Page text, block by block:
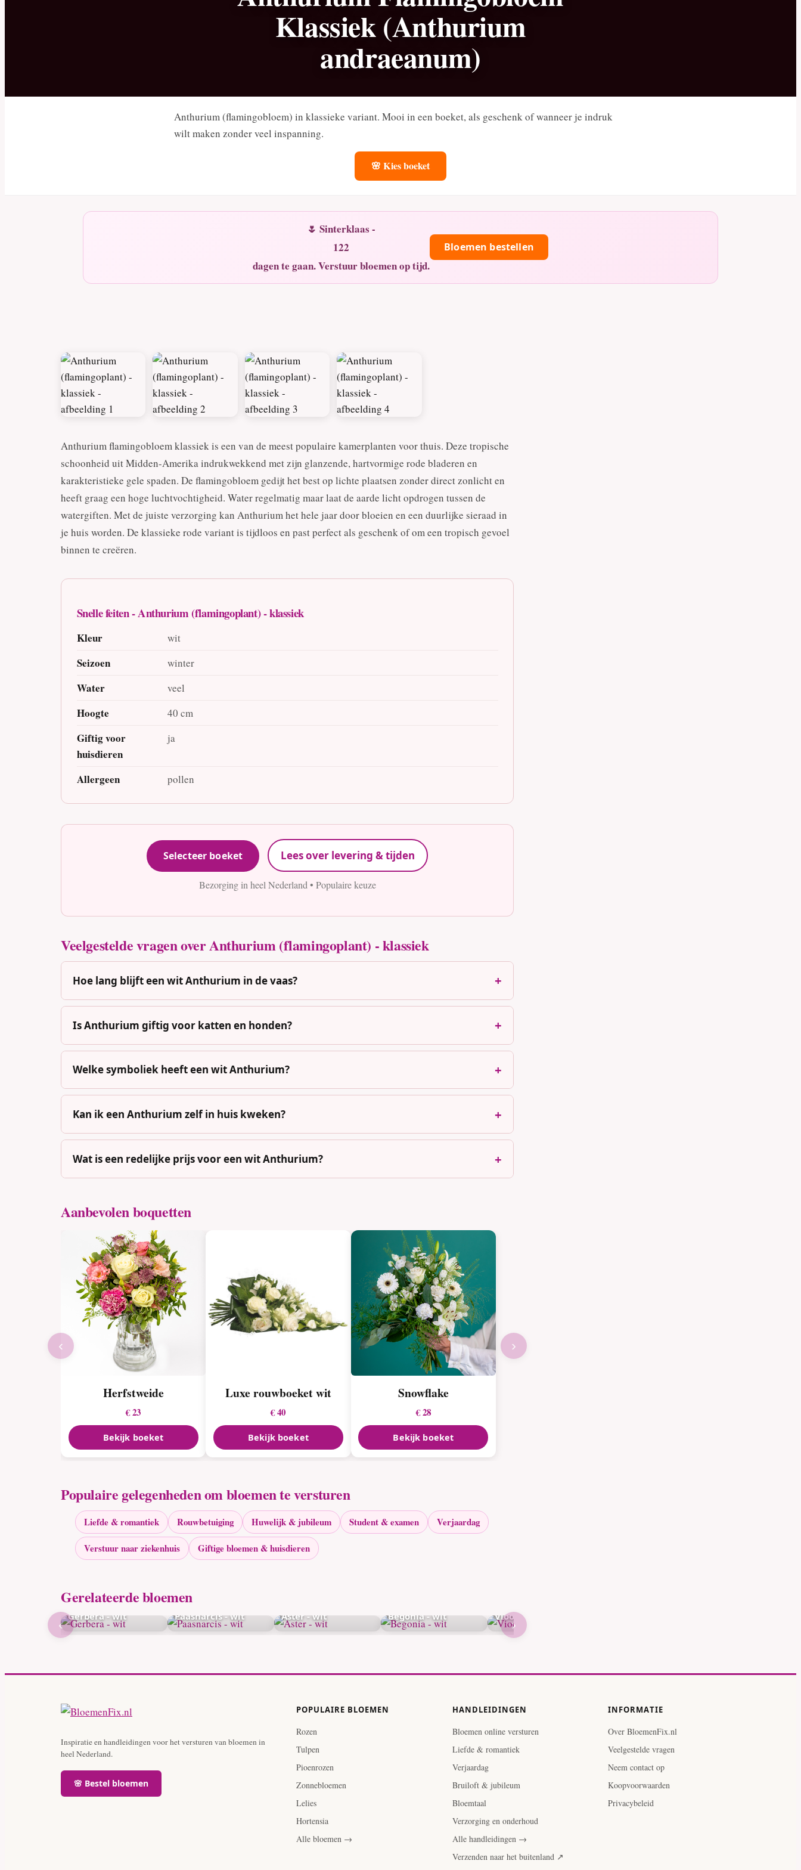
Klassiek (Anthurium
andraeanum)
Anthurium (flamingobloem) in klassieke variant. Mooi in een boeket, als geschenk of wanneer je indruk
wilt maken zonder veel inspanning.
🌸 Kies boeket
🌷 Sinterklaas -
122
dagen te gaan. Verstuur bloemen op tijd.
Bloemen bestellen
Anthurium flamingobloem klassiek is een van de meest populaire kamerplanten voor thuis. Deze tropische
schoonheid uit Midden-Amerika indrukwekkend met zijn glanzende, hartvormige rode bladeren en
karakteristieke gele spaden. De flamingobloem gedijt het best op lichte plaatsen zonder direct zonlicht en
heeft graag een hoge luchtvochtigheid. Water regelmatig maar laat de aarde licht opdrogen tussen de
watergiften. Met de juiste verzorging kan Anthurium het hele jaar door bloeien en een duurlijke sieraad in
je huis worden. De klassieke rode variant is tijdloos en past perfect als geschenk of om een tropisch gevoel
binnen te creëren.
Snelle feiten - Anthurium (flamingoplant) - klassiek
Kleur wit
Seizoen winter
Water veel
Hoogte 40 cm
Giftig voor
huisdieren
ja
Allergeen pollen
Selecteer boeket Lees over levering & tijden
Bezorging in heel Nederland • Populaire keuze
Veelgestelde vragen over Anthurium (flamingoplant) - klassiek
Hoe lang blijft een wit Anthurium in de vaas?
Is Anthurium giftig voor katten en honden?
Welke symboliek heeft een wit Anthurium?
Kan ik een Anthurium zelf in huis kweken?
Wat is een redelijke prijs voor een wit Anthurium?
Aanbevolen boquetten
Herfstweide
€ 23
Bekijk boeket
Luxe rouwboeket wit
€ 40
Bekijk boeket
Snowflake
€ 28
Bekijk boeket
‹ ›
Populaire gelegenheden om bloemen te versturen
Liefde & romantiek Rouwbetuiging Huwelijk & jubileum Student & examen Verjaardag
Verstuur naar ziekenhuis Giftige bloemen & huisdieren
Gerelateerde bloemen
Gerbera - wit Paasnarcis - wit Aster - wit Begonia - wit Viooltje - wit
‹ ›
Inspiratie en handleidingen voor het versturen van bloemen in
heel Nederland.
🌸 Bestel bloemen
POPULAIRE BLOEMEN
Rozen
Tulpen
Pioenrozen
Zonnebloemen
Lelies
Hortensia
Alle bloemen →
HANDLEIDINGEN
Bloemen online versturen
Liefde & romantiek
Verjaardag
Bruiloft & jubileum
Bloemtaal
Verzorging en onderhoud
Alle handleidingen →
Verzenden naar het buitenland ↗
INFORMATIE
Over BloemenFix.nl
Veelgestelde vragen
Neem contact op
Koopvoorwaarden
Privacybeleid